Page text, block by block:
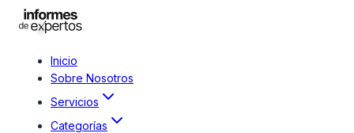
Inicio
Sobre Nosotros
Servicios
Categorías